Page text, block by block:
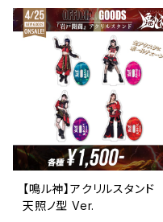
【鳴ル神】アクリルスタンド
天照ノ型 Ver.